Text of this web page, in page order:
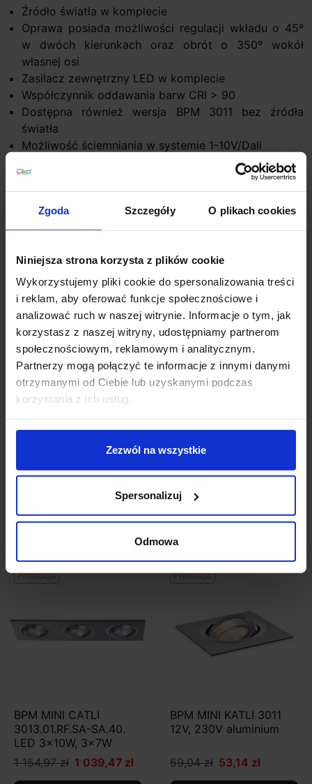
Zgoda Szczegóły O plikach cookies
Niniejsza strona korzysta z plików cookie
Wykorzystujemy pliki cookie do spersonalizowania treści
i reklam, aby oferować funkcje społecznościowe i
analizować ruch w naszej witrynie. Informacje o tym, jak
korzystasz z naszej witryny, udostępniamy partnerom
społecznościowym, reklamowym i analitycznym.
Partnerzy mogą połączyć te informacje z innymi danymi
otrzymanymi od Ciebie lub uzyskanymi podczas
korzystania z ich usług.
Zezwól na wszystkie
Spersonalizuj
Odmowa
Źródło światła w komplecie
Oprawa posiada możliwości regulacji wkładu o 45º
w dwóch kierunkach oraz obrót o 350º wokół
własnej osi
Zasilacz zewnętrzny LED w komplecie
Współczynnik oddawania barw CRI > 90
Dostępna również wersja BPM 3011 bez źródła
światła
Możliwość ściemniania w systemie 1-10V/Dali
Szczegóły produktu
Promocja
BPM MINI CATLI
alu szczotkowane 10W,
7W
318,82 zł
Zobacz szczegóły
Promocja
BPM MINI CATLI
oprawa sufitowa
2x10W, 2x7W
771,21 zł
Zobacz szczegóły
Promocja
BPM MINI CATLI
3013.01.RF.SA-SA.40.
LED 3x10W, 3x7W
1 154,97 zł 1 039,47 zł
Promocja
BPM MINI KATLI 3011
12V, 230V aluminium
59,04 zł 53,14 zł